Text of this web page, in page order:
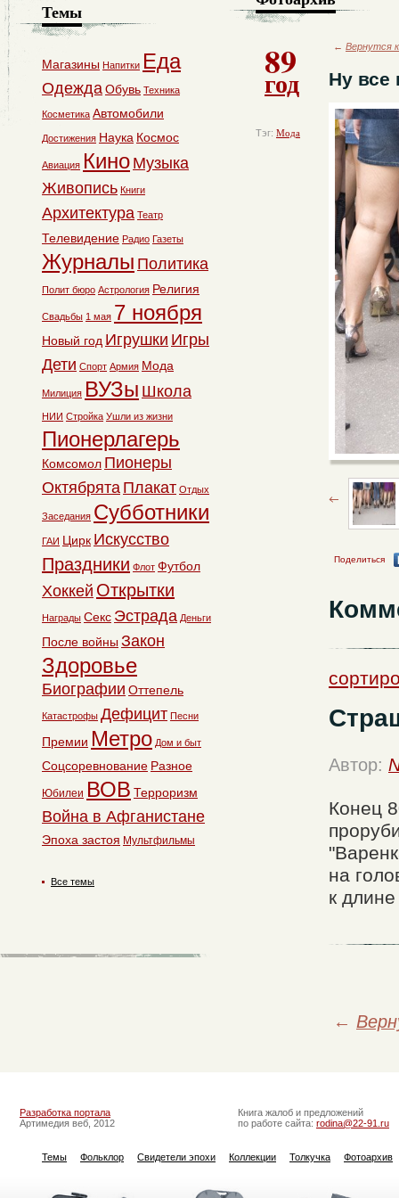
89
год
Тэг: Мода
← Вернутся
Ну все
Поделиться
Автор:
Конец
на
к длине
←
Темы
Магазины Напитки Еда
ОдеждаОбувь Техника
Косметика Автомобили
Достижения Наука Космос
Авиация Кино Музыка
Живопись Книги
Архитектура Театр
Телевидение Радио Газеты
Журналы Политика
Полит бюро Астрология Религия
Свадьбы 1 мая 7 ноября
Новый год Игрушки Игры
Дети Спорт Армия Мода
Милиция ВУЗы Школа
НИИ Стройка Ушли из жизни
Пионерлагерь
Комсомол Пионеры
Октябрята Плакат Отдых
Заседания Субботники
ГАИ Цирк Искусство
Праздники Флот Футбол
Хоккей Открытки
Награды Секс Эстрада Деньги
После войны Закон
Здоровье
Биографии Оттепель
Катастрофы Дефицит Песни
Премии Метро Дом и быт
Соцсоревнование Разное
Юбилеи ВОВ Терроризм
Война в Афганистане
Эпоха застоя Мультфильмы
Все темы
Разработка портала
Артимедия веб, 2012
Книга жалоб и предложений
по работе сайта: rodina@22-91.ru
Темы Фольклор Свидетели эпохи Коллекции Толкучка Фотоархив